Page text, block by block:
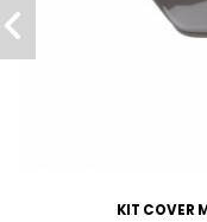
KIT COVER